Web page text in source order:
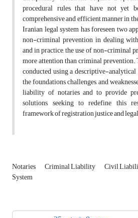
procedural rules that have not yet
comprehensive and efficient manner in
Iranian legal system has foreseen two
non-criminal prevention in dealing
and in practice, the use of non-criminal
more attention than criminal prevention.
conducted using a descriptive-
the foundations, challenges, and
liability of notaries and to provide
solutions, seeking to redefine this
framework of registration justice and
Notaries Criminal Liability Civil
System